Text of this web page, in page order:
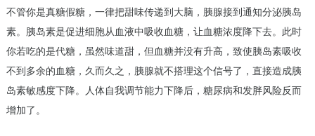
不管你是真糖假糖，一律把甜味传递到大脑，胰腺接到通知分泌胰岛
素。胰岛素是促进细胞从血液中吸收血糖，让血糖浓度降下去。此时
你若吃的是代糖，虽然味道甜，但血糖并没有升高，致使胰岛素吸收
不到多余的血糖，久而久之，胰腺就不搭理这个信号了，直接造成胰
岛素敏感度下降。人体自我调节能力下降后，糖尿病和发胖风险反而
增加了。